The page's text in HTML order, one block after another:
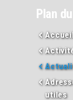
Plan
utiles